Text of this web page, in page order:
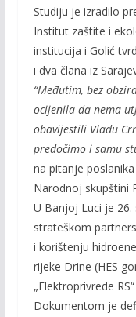
Studiju je izradilo
Institut zaštite i
institucija i Golić
i dva člana iz
“Međutim, bez
ocijenila da nema
obavijestili Vladu
predočimo i samu
na pitanje
Narodnoj skupštini
U Banjoj Luci je
strateškom
i korištenju
rijeke Drine (HES
„Elektroprivrede
Dokumentom je